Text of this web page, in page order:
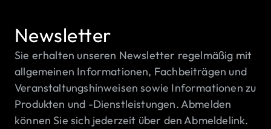
Newsletter
Sie erhalten unseren Newsletter regelmäßig mit
allgemeinen Informationen, Fachbeiträgen und
Veranstaltungshinweisen sowie Informationen zu
Produkten und -Dienstleistungen. Abmelden
können Sie sich jederzeit über den Abmeldelink.